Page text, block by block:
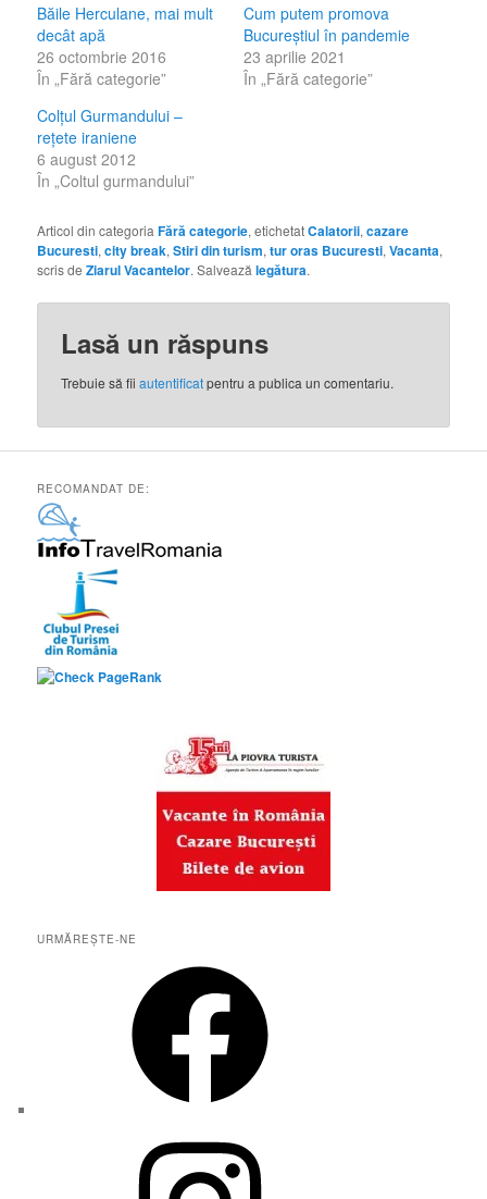
Băile Herculane, mai mult
decât apă
26 octombrie 2016
În „Fără categorie”
Cum putem promova
Bucureștiul în pandemie
23 aprilie 2021
În „Fără categorie”
Colţul Gurmandului –
reţete iraniene
6 august 2012
În „Coltul gurmandului”
Articol din categoriaFără categorie, etichetatCalatorii,cazare
Bucuresti,city break,Stiri din turism,tur oras Bucuresti,Vacanta,
scris deZiarul Vacantelor. Salveazălegătura.
Lasă un răspuns
Trebuie să fiiautentificatpentru a publica un comentariu.
RECOMANDAT DE:
URMĂREȘTE-NE